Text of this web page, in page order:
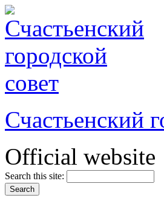
Счастьенский
Official website
Search this site: